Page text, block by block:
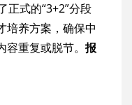
正式的“3+2”分段
培养方案，确保中
重复或脱节。 报